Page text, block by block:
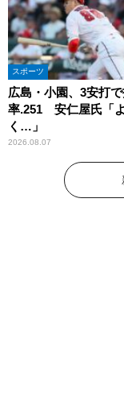
スポーツ
広島・小園、3安打
率.251 安仁屋氏「
く…」
2026.08.07